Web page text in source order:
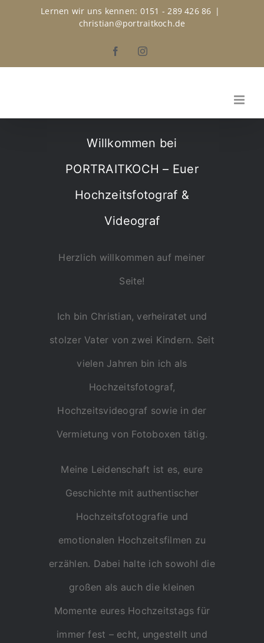
Lernen wir uns kennen: 0151 - 289 426 86 |
christian@portraitkoch.de
FacebookInstagram
Willkommen bei
PORTRAITKOCH – Euer
Hochzeitsfotograf &
Videograf
Herzlich willkommen auf meiner
Seite!
Ich bin Christian, verheiratet und
stolzer Vater von zwei Kindern. Seit
vielen Jahren bin ich als
Hochzeitsfotograf,
Hochzeitsvideograf sowie in der
Vermietung von Fotoboxen tätig.
Meine Leidenschaft ist es, eure
Geschichte mit authentischer
Hochzeitsfotografie und
emotionalen Hochzeitsfilmen zu
erzählen. Dabei halte ich sowohl die
großen als auch die kleinen
Momente eures Hochzeitstags für
immer fest – echt, ungestellt und